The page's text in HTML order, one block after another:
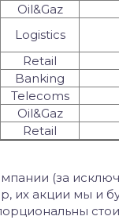
Oil&Gaz
Logistics
Retail
Banking
Telecoms
Oil&Gaz
Retail
(за
их акции мы и